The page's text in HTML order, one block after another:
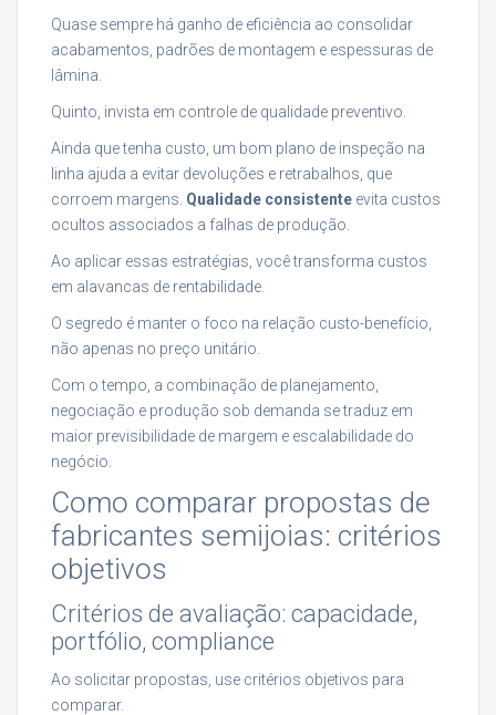
Quase sempre há ganho de eficiência ao consolidar
acabamentos, padrões de montagem e espessuras de
lâmina.
Quinto, invista em controle de qualidade preventivo.
Ainda que tenha custo, um bom plano de inspeção na
linha ajuda a evitar devoluções e retrabalhos, que
corroem margens. Qualidade consistente evita custos
ocultos associados a falhas de produção.
Ao aplicar essas estratégias, você transforma custos
em alavancas de rentabilidade.
O segredo é manter o foco na relação custo-benefício,
não apenas no preço unitário.
Com o tempo, a combinação de planejamento,
negociação e produção sob demanda se traduz em
maior previsibilidade de margem e escalabilidade do
negócio.
Como comparar propostas de
fabricantes semijoias: critérios
objetivos
Critérios de avaliação: capacidade,
portfólio, compliance
Ao solicitar propostas, use critérios objetivos para
comparar.